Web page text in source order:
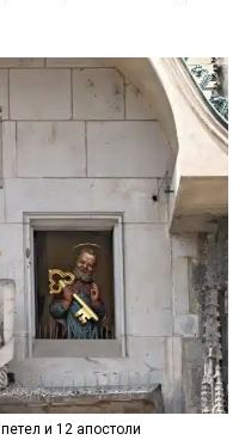
и 12 апостоли